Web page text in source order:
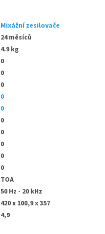
Mixážní zesilovače
24 měsíců
4.9 kg
0
0
0
0
0
0
0
0
0
0
TOA
50 Hz - 20 kHz
420 x 100,9 x 357
4,9